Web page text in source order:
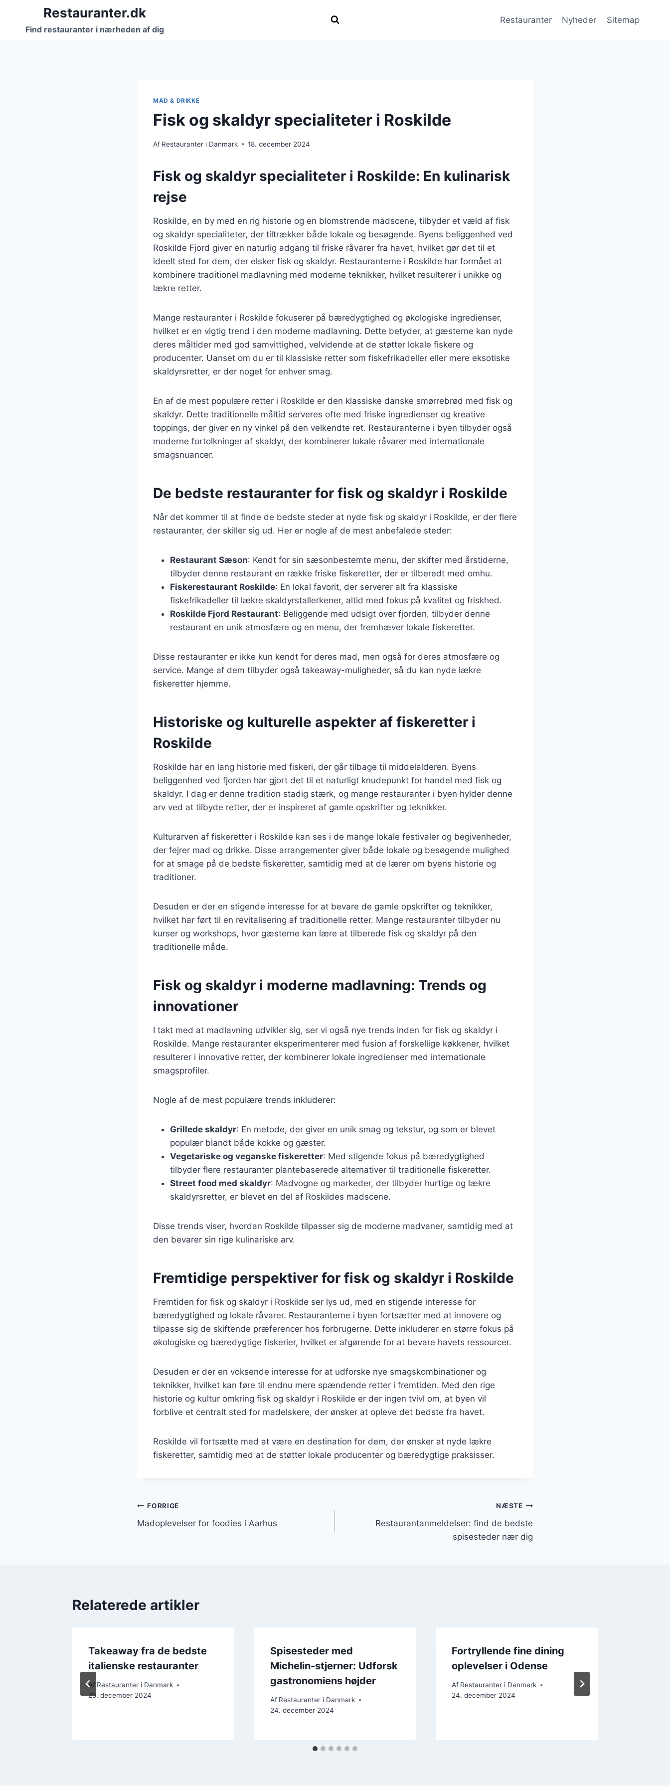
indhold
Restauranter.dk
Find restauranter i nærheden af dig
Restauranter Nyheder Sitemap
MAD & DRIKKE
Fisk og skaldyr specialiteter i Roskilde
Af Restauranter i Danmark 18. december 2024
Fisk og skaldyr specialiteter i Roskilde: En kulinarisk
rejse
Roskilde, en by med en rig historie og en blomstrende madscene, tilbyder et væld af fisk
og skaldyr specialiteter, der tiltrækker både lokale og besøgende. Byens beliggenhed ved
Roskilde Fjord giver en naturlig adgang til friske råvarer fra havet, hvilket gør det til et
ideelt sted for dem, der elsker fisk og skaldyr. Restauranterne i Roskilde har formået at
kombinere traditionel madlavning med moderne teknikker, hvilket resulterer i unikke og
lækre retter.
Mange restauranter i Roskilde fokuserer på bæredygtighed og økologiske ingredienser,
hvilket er en vigtig trend i den moderne madlavning. Dette betyder, at gæsterne kan nyde
deres måltider med god samvittighed, velvidende at de støtter lokale fiskere og
producenter. Uanset om du er til klassiske retter som fiskefrikadeller eller mere eksotiske
skaldyrsretter, er der noget for enhver smag.
En af de mest populære retter i Roskilde er den klassiske danske smørrebrød med fisk og
skaldyr. Dette traditionelle måltid serveres ofte med friske ingredienser og kreative
toppings, der giver en ny vinkel på den velkendte ret. Restauranterne i byen tilbyder også
moderne fortolkninger af skaldyr, der kombinerer lokale råvarer med internationale
smagsnuancer.
De bedste restauranter for fisk og skaldyr i Roskilde
Når det kommer til at finde de bedste steder at nyde fisk og skaldyr i Roskilde, er der flere
restauranter, der skiller sig ud. Her er nogle af de mest anbefalede steder:
Restaurant Sæson: Kendt for sin sæsonbestemte menu, der skifter med årstiderne,
tilbyder denne restaurant en række friske fiskeretter, der er tilberedt med omhu.
Fiskerestaurant Roskilde: En lokal favorit, der serverer alt fra klassiske
fiskefrikadeller til lækre skaldyrstallerkener, altid med fokus på kvalitet og friskhed.
Roskilde Fjord Restaurant: Beliggende med udsigt over fjorden, tilbyder denne
restaurant en unik atmosfære og en menu, der fremhæver lokale fiskeretter.
Disse restauranter er ikke kun kendt for deres mad, men også for deres atmosfære og
service. Mange af dem tilbyder også takeaway-muligheder, så du kan nyde lækre
fiskeretter hjemme.
Historiske og kulturelle aspekter af fiskeretter i
Roskilde
Roskilde har en lang historie med fiskeri, der går tilbage til middelalderen. Byens
beliggenhed ved fjorden har gjort det til et naturligt knudepunkt for handel med fisk og
skaldyr. I dag er denne tradition stadig stærk, og mange restauranter i byen hylder denne
arv ved at tilbyde retter, der er inspireret af gamle opskrifter og teknikker.
Kulturarven af fiskeretter i Roskilde kan ses i de mange lokale festivaler og begivenheder,
der fejrer mad og drikke. Disse arrangementer giver både lokale og besøgende mulighed
for at smage på de bedste fiskeretter, samtidig med at de lærer om byens historie og
traditioner.
Desuden er der en stigende interesse for at bevare de gamle opskrifter og teknikker,
hvilket har ført til en revitalisering af traditionelle retter. Mange restauranter tilbyder nu
kurser og workshops, hvor gæsterne kan lære at tilberede fisk og skaldyr på den
traditionelle måde.
Fisk og skaldyr i moderne madlavning: Trends og
innovationer
I takt med at madlavning udvikler sig, ser vi også nye trends inden for fisk og skaldyr i
Roskilde. Mange restauranter eksperimenterer med fusion af forskellige køkkener, hvilket
resulterer i innovative retter, der kombinerer lokale ingredienser med internationale
smagsprofiler.
Nogle af de mest populære trends inkluderer:
Grillede skaldyr: En metode, der giver en unik smag og tekstur, og som er blevet
populær blandt både kokke og gæster.
Vegetariske og veganske fiskeretter: Med stigende fokus på bæredygtighed
tilbyder flere restauranter plantebaserede alternativer til traditionelle fiskeretter.
Street food med skaldyr: Madvogne og markeder, der tilbyder hurtige og lækre
skaldyrsretter, er blevet en del af Roskildes madscene.
Disse trends viser, hvordan Roskilde tilpasser sig de moderne madvaner, samtidig med at
den bevarer sin rige kulinariske arv.
Fremtidige perspektiver for fisk og skaldyr i Roskilde
Fremtiden for fisk og skaldyr i Roskilde ser lys ud, med en stigende interesse for
bæredygtighed og lokale råvarer. Restauranterne i byen fortsætter med at innovere og
tilpasse sig de skiftende præferencer hos forbrugerne. Dette inkluderer en større fokus på
økologiske og bæredygtige fiskerier, hvilket er afgørende for at bevare havets ressourcer.
Desuden er der en voksende interesse for at udforske nye smagskombinationer og
teknikker, hvilket kan føre til endnu mere spændende retter i fremtiden. Med den rige
historie og kultur omkring fisk og skaldyr i Roskilde er der ingen tvivl om, at byen vil
forblive et centralt sted for madelskere, der ønsker at opleve det bedste fra havet.
Roskilde vil fortsætte med at være en destination for dem, der ønsker at nyde lækre
fiskeretter, samtidig med at de støtter lokale producenter og bæredygtige praksisser.
Indlægsnavigation
FORRIGE
Madoplevelser for foodies i Aarhus
NÆSTE
Restaurantanmeldelser: find de bedste
spisesteder nær dig
Relaterede artikler
Takeaway fra de bedste
italienske restauranter
Af Restauranter i Danmark
25. december 2024
Spisesteder med
Michelin-stjerner: Udforsk
gastronomiens højder
Af Restauranter i Danmark
24. december 2024
Fortryllende fine dining
oplevelser i Odense
Af Restauranter i Danmark
24. december 2024